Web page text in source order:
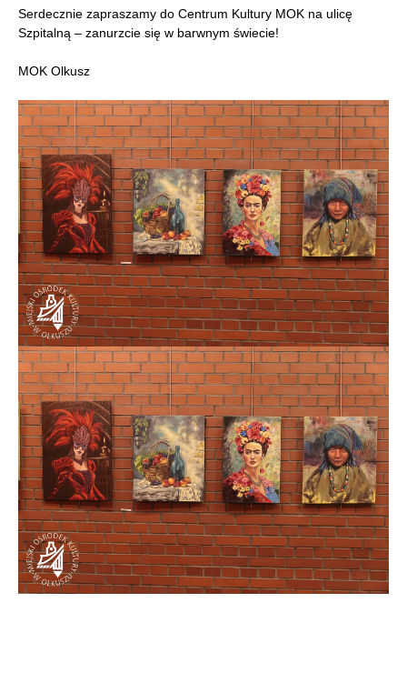
Serdecznie zapraszamy do Centrum Kultury MOK na ulicę
Szpitalną – zanurzcie się w barwnym świecie!
MOK Olkusz